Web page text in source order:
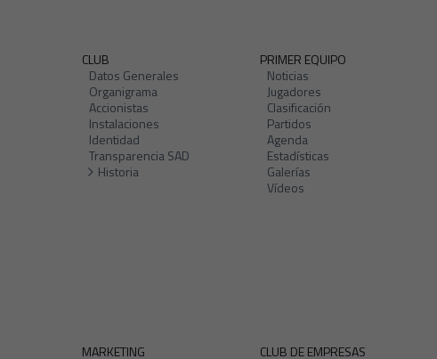
CLUB
Datos Generales
Organigrama
Accionistas
Instalaciones
Identidad
Transparencia SAD
Historia
PRIMER EQUIPO
Noticias
Jugadores
Clasificación
Partidos
Agenda
Estadísticas
Galerías
Vídeos
MARKETING
CLUB DE EMPRESAS